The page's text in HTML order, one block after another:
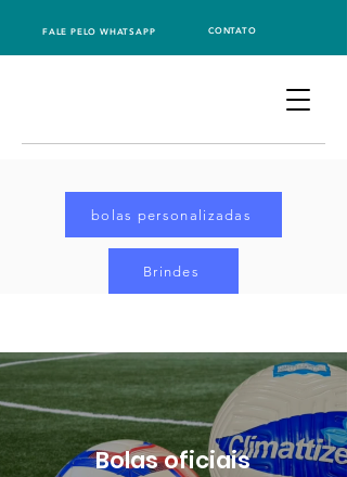
FALE PELO WHATSAPP CONTATO
bolas personalizadas
Brindes
Bolas oficiais